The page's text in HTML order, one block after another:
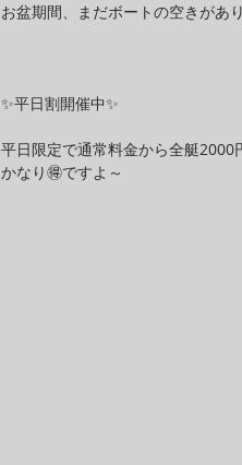
お盆期間、まだボートの空きがあ
✨平日割開催中✨
平日限定で通常料金から全艇2000
かなり🉐ですよ～